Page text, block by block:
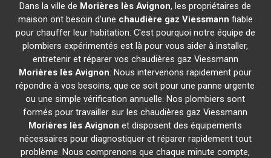
Dans la ville de Morières lès Avignon, les propriétaires de
maison ont besoin d'une chaudière gaz Viessmann fiable
pour chauffer leur habitation. C'est pourquoi notre équipe de
plombiers expérimentés est là pour vous aider à installer,
entretenir et réparer vos chaudières gaz Viessmann
Morières lès Avignon. Nous intervenons rapidement pour
répondre à vos besoins, que ce soit pour une panne urgente
ou une simple vérification annuelle. Nos plombiers sont
formés pour travailler sur les chaudières gaz Viessmann
Morières lès Avignon et disposent des équipements
nécessaires pour diagnostiquer et réparer rapidement tout
problème. Nous comprenons que chaque minute compte,